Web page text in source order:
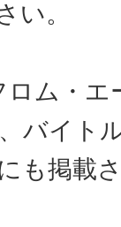
い。
ム・
バイト
も掲載